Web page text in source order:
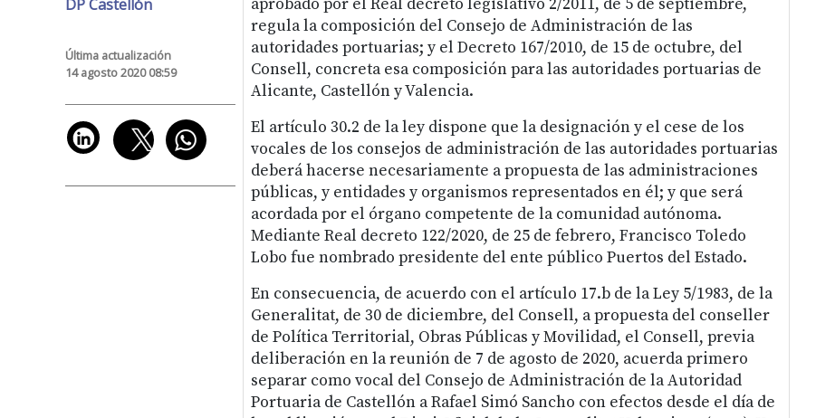
DP Castellón
Última actualización
14 agosto 2020 08:59
aprobado por el Real decreto legislativo 2/2011, de 5 de septiembre,
regula la composición del Consejo de Administración de las
autoridades portuarias; y el Decreto 167/2010, de 15 de octubre, del
Consell, concreta esa composición para las autoridades portuarias de
Alicante, Castellón y Valencia.
El artículo 30.2 de la ley dispone que la designación y el cese de los
vocales de los consejos de administración de las autoridades portuarias
deberá hacerse necesariamente a propuesta de las administraciones
públicas, y entidades y organismos representados en él; y que será
acordada por el órgano competente de la comunidad autónoma.
Mediante Real decreto 122/2020, de 25 de febrero, Francisco Toledo
Lobo fue nombrado presidente del ente público Puertos del Estado.
En consecuencia, de acuerdo con el artículo 17.b de la Ley 5/1983, de la
Generalitat, de 30 de diciembre, del Consell, a propuesta del conseller
de Política Territorial, Obras Públicas y Movilidad, el Consell, previa
deliberación en la reunión de 7 de agosto de 2020, acuerda primero
separar como vocal del Consejo de Administración de la Autoridad
Portuaria de Castellón a Rafael Simó Sancho con efectos desde el día de